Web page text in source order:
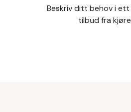
Beskriv ditt behov i
tilbud fra